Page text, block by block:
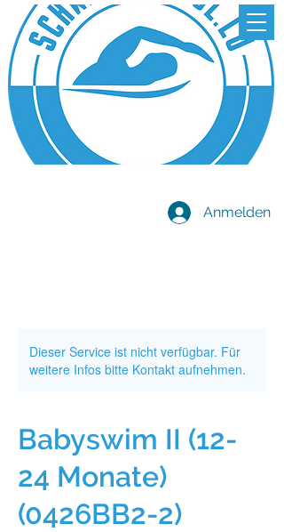
Anmelden
Dieser Service ist nicht verfügbar. Für
weitere Infos bitte Kontakt aufnehmen.
Babyswim II (12-
24 Monate)
(0426BB2-2)